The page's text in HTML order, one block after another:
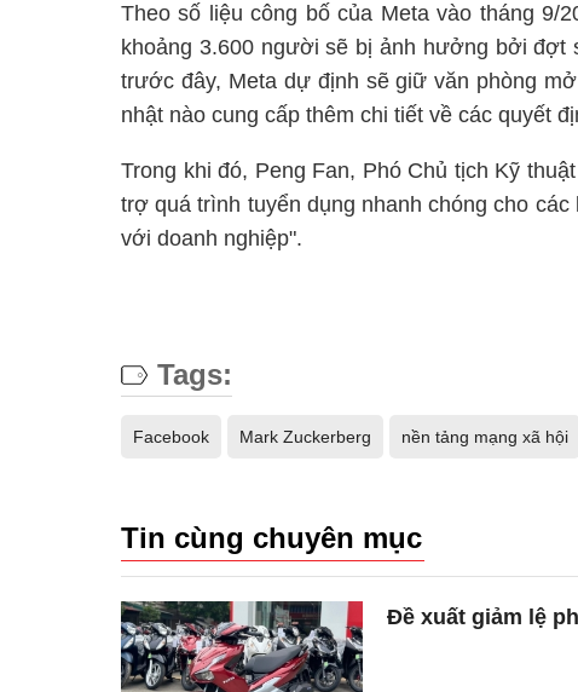
Theo số liệu công bố của Meta vào tháng 9/
khoảng 3.600 người sẽ bị ảnh hưởng bởi
trước đây, Meta dự định sẽ giữ văn phòng
nhật nào cung cấp thêm chi tiết về các quyết
Trong khi đó, Peng Fan, Phó Chủ tịch Kỹ
trợ quá trình tuyển dụng nhanh chóng cho
với doanh nghiệp".
Tags:
Facebook Mark Zuckerberg nền tảng mạng xã hội
Tin cùng chuyên mục
Đề xuất giảm lệ